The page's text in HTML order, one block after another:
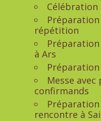
répétition
à Ars
Messe
confirmands
rencontre à